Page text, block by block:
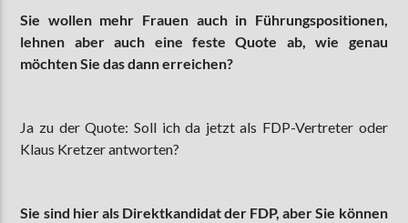
Sie wollen mehr Frauen auch in Führungspositionen,
lehnen aber auch eine feste Quote ab, wie genau
möchten Sie das dann erreichen?
Ja zu der Quote: Soll ich da jetzt als FDP-Vertreter oder
Klaus Kretzer antworten?
Sie sind hier als Direktkandidat der FDP, aber Sie können